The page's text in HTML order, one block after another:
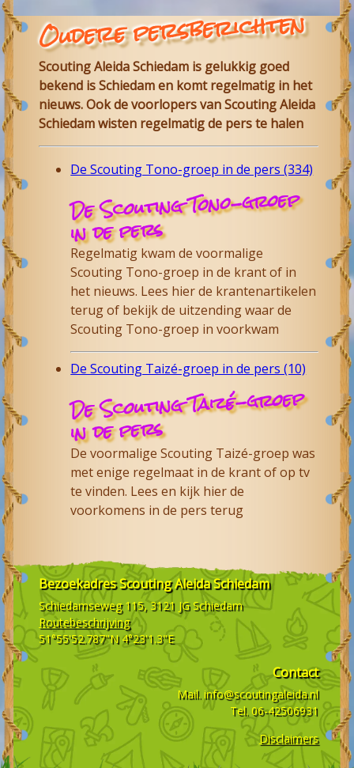
Oudere persberichten
Scouting Aleida Schiedam is gelukkig goed
bekend is Schiedam en komt regelmatig in het
nieuws. Ook de voorlopers van Scouting Aleida
Schiedam wisten regelmatig de pers te halen
De Scouting Tono-groep in de pers (334)
De Scouting Tono-groep
in de pers
Regelmatig kwam de voormalige
Scouting Tono-groep in de krant of in
het nieuws. Lees hier de krantenartikelen
terug of bekijk de uitzending waar de
Scouting Tono-groep in voorkwam
De Scouting Taizé-groep in de pers (10)
De Scouting Taizé-groep
in de pers
De voormalige Scouting Taizé-groep was
met enige regelmaat in de krant of op tv
te vinden. Lees en kijk hier de
voorkomens in de pers terug
BezoekadresScouting Aleida Schiedam
Schiedamseweg 115, 3121 JG Schiedam
Routebeschrijving
51°55'52.787"N 4°23'1.3"E
Contact
Mail. info@scoutingaleida.nl
Tel. 06-42506931
Disclaimers